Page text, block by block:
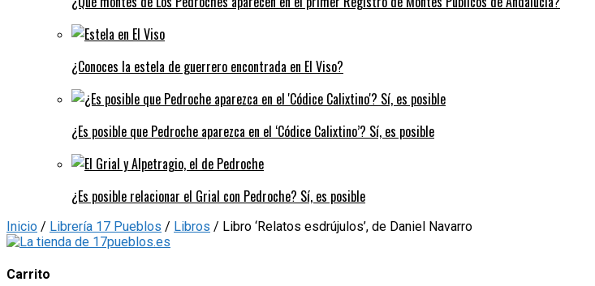
¿Conoces la estela de guerrero encontrada en El Viso?
¿Es posible que Pedroche aparezca en el ‘Códice Calixtino’? Sí, es posible
¿Es posible relacionar el Grial con Pedroche? Sí, es posible
Inicio / Librería 17 Pueblos / Libros / Libro ‘Relatos esdrújulos’, de Daniel Navarro
Carrito